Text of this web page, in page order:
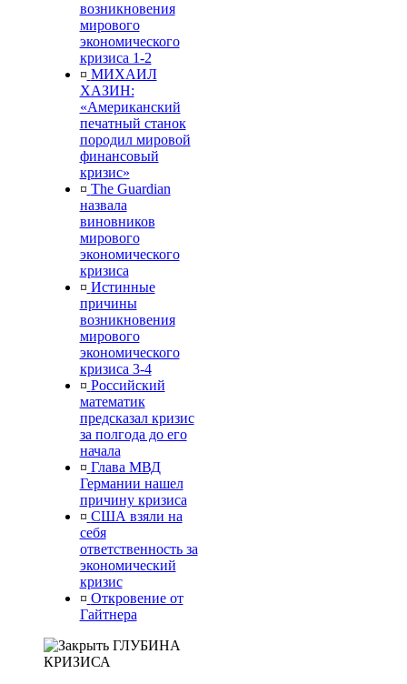
возникновения
мирового
экономического
кризиса 1-2
¤ МИХАИЛ
ХАЗИН:
«Американский
печатный станок
породил мировой
финансовый
кризис»
¤ The Guardian
назвала
виновников
мирового
экономического
кризиса
¤ Истинные
причины
возникновения
мирового
экономического
кризиса 3-4
¤ Российский
математик
предсказал кризис
за полгода до его
начала
¤ Глава МВД
Германии нашел
причину кризиса
¤ США взяли на
себя
ответственность за
экономический
кризис
¤ Откровение от
Гайтнера
ГЛУБИНА
КРИЗИСА